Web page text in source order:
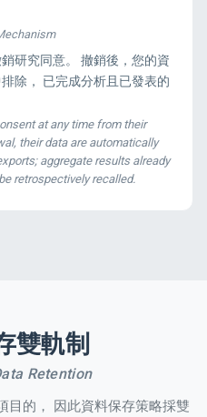
研究同意。 撤銷後，您的資
除， 已完成分析且已發表的
at any time from their
their data are automatically
aggregate results already
retrospectively recalled.
雙軌制
Retention
目的， 因此資料保存策略採雙